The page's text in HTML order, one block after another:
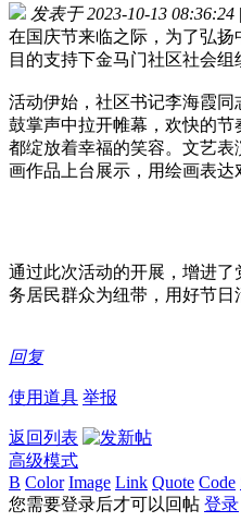
发表于 2023-10-13 08:36:24 |
在国庆节来临之际，为了弘
目的支持下金马门社区社会
活动伊始，社区书记李海霞
鼓掌声中拉开帷幕，欢快的
都绽放着幸福的笑容。文艺
画作品上台展示，用绘画表达
通过此次活动的开展，增进
务居民群众为纽带，用好节
回复
使用道具 举报
返回列表
高级模式
B Color Image Link Quote Code
您需要登录后才可以回帖 登录